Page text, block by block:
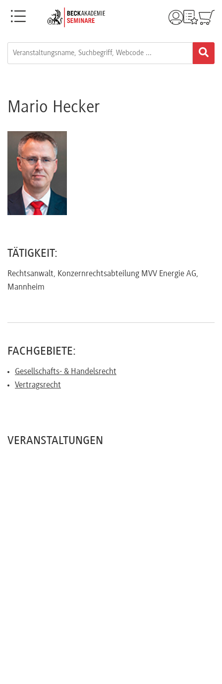
Menü
Webinare
Learnings
uns
Preisvorteile
Mario Hecker
TÄTIGKEIT:
Rechtsanwalt, Konzernrechtsabteilung MVV Energie AG,
Mannheim
FACHGEBIETE:
Gesellschafts- & Handelsrecht
Vertragsrecht
VERANSTALTUNGEN